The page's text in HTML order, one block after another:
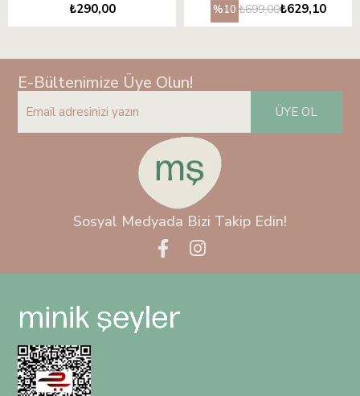
₺290,00 ₺629,10
₺699,00
%10
E-Bültenimize Üye Olun!
ÜYE OL
Sosyal Medyada Bizi Takip Edin!